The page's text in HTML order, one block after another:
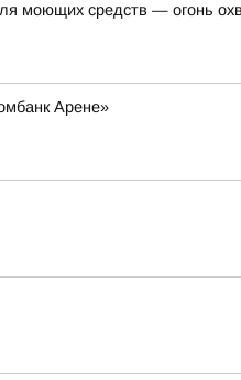
моющих средств — огонь
Арене»